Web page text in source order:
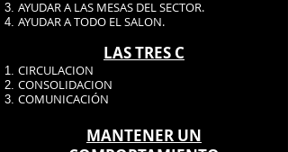
AYUDAR A LAS MESAS DEL SECTOR.
AYUDAR A TODO EL SALON.
LAS TRES C
CIRCULACION
CONSOLIDACION
COMUNICACIÓN
MANTENER UN